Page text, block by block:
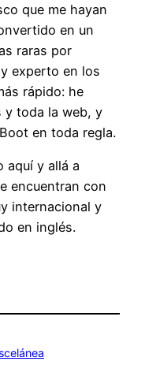
que me hayan
en un
raras por
experto en los
rápido: he
y toda la web, y
en toda regla.
aquí y allá a
encuentran con
internacional y
en inglés.